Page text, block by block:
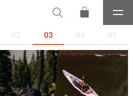
メ
ニ
03